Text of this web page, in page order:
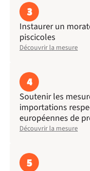
3
Instaurer un
piscicoles
Découvrir la mesure
4
Soutenir les
importations
européennes de
Découvrir la mesure
5